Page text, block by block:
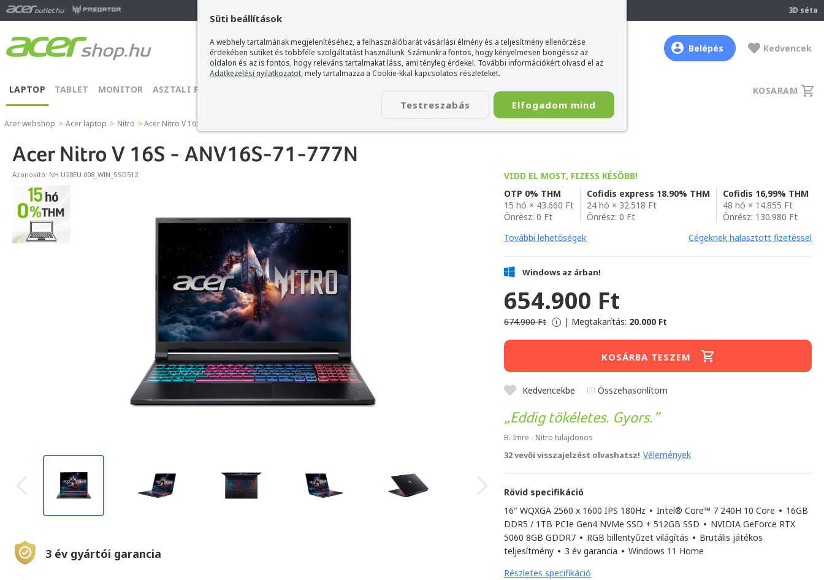
Süti beállítások
A webhely tartalmának megjelenítéséhez, a felhasználóbarát vásárlási élmény és a teljesítmény ellenőrzése
érdekében sütiket és többféle szolgáltatást használunk. Számunkra fontos, hogy kényelmesen böngéssz az
oldalon és az is fontos, hogy releváns tartalmakat láss, ami tényleg érdekel. További információkért olvasd el az
Adatkezelési nyilatkozatot, mely tartalmazza a Cookie-kkal kapcsolatos részleteket.
Testreszabás Elfogadom mind
3D séta
Belépés Kedvencek
LAPTOP TABLET MONITOR ASZTALI PC KIEGÉSZÍTŐ KAPCSOLAT KOSARAM
Acer webshop > Acer laptop > Nitro >Acer Nitro V 16S - ANV16S-71-777N
Acer Nitro V 16S - ANV16S-71-777N
Azonosító: NH.U28EU.008_WIN_SSD512
3 év gyártói garancia
VIDD EL MOST, FIZESS KÉSŐBB!
OTP 0% THM
15 hó × 43.660 Ft
Önrész: 0 Ft
Cofidis express 18.90% THM
24 hó × 32.518 Ft
Önrész: 0 Ft
Cofidis 16,99% THM
48 hó × 14.855 Ft
Önrész: 130.980 Ft
További lehetőségek
Cégeknek halasztott fizetéssel
Windows az árban!
654.900 Ft
674.900 Ft i | Megtakarítás: 20.000 Ft
KOSÁRBA TESZEM
Kedvencekbe Összehasonlítom
Eddig tökéletes. Gyors.
B. Imre - Nitro tulajdonos
32 vevői visszajelzést olvashatsz! Vélemények
Rövid specifikáció
16" WQXGA 2560 x 1600 IPS 180Hz • Intel® Core™ 7 240H 10 Core • 16GB
DDR5 / 1TB PCIe Gen4 NVMe SSD + 512GB SSD • NVIDIA GeForce RTX
5060 8GB GDDR7 • RGB billentyűzet világítás • Brutális játékos
teljesítmény • 3 év garancia • Windows 11 Home
Részletes specifikáció